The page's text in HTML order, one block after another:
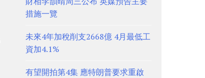
措施一覽
未來4年加稅削支2668億 4月最低工
資加4.1%
有望開拍第4集 應特朗普要求重啟